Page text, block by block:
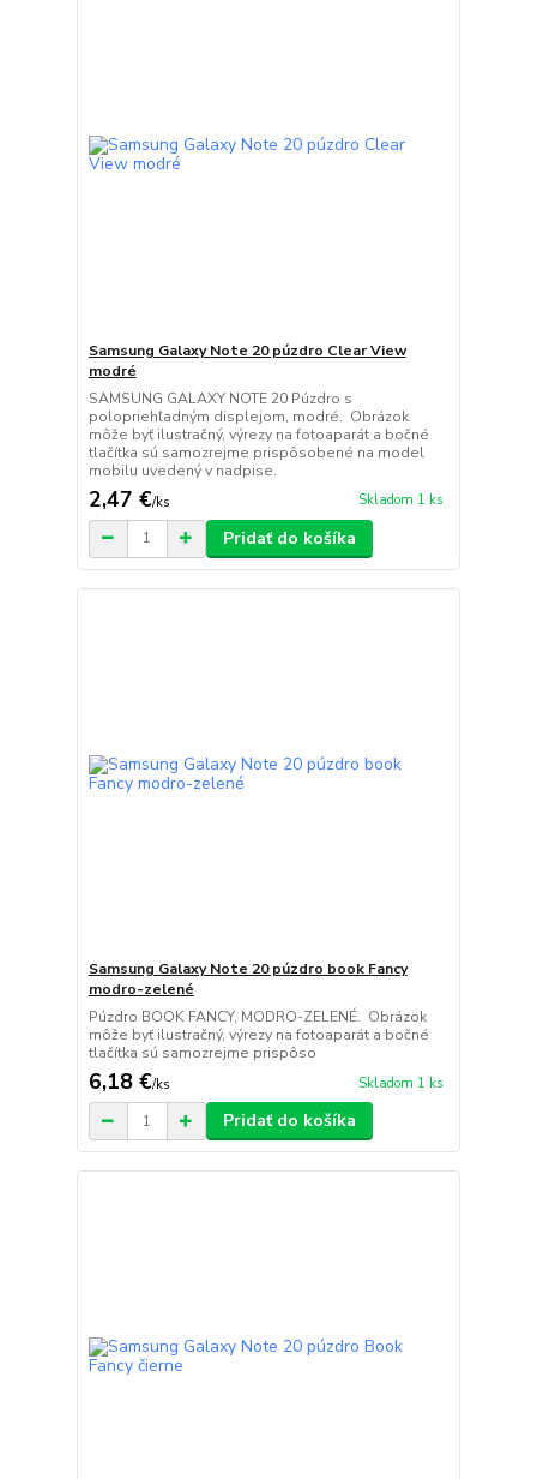
Samsung Galaxy Note 20 púzdro Clear View
modré
SAMSUNG GALAXY NOTE 20 Púzdro s
polopriehľadným displejom, modré. Obrázok
môže byť ilustračný, výrezy na fotoaparát a bočné
tlačítka sú samozrejme prispôsobené na model
mobilu uvedený v nadpise.
2,47 €/ks Skladom 1 ks
Pridať do košíka
Samsung Galaxy Note 20 púzdro book Fancy
modro-zelené
Púzdro BOOK FANCY, MODRO-ZELENÉ. Obrázok
môže byť ilustračný, výrezy na fotoaparát a bočné
tlačítka sú samozrejme prispôso
6,18 €/ks Skladom 1 ks
Pridať do košíka